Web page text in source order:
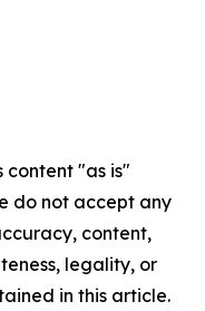
content "as is"
do not accept any
content,
legality, or
in this article.